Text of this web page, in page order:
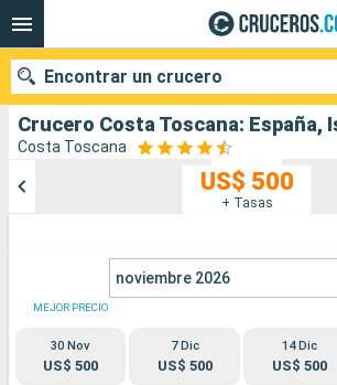
Costa Toscana
US$ 500
+ Tasas
noviembre 2026
MEJOR PRECIO
30 Nov
US$ 500
7 Dic
US$ 500
14 Dic
US$ 500
Encontrar un crucero
Puertos
Buscar